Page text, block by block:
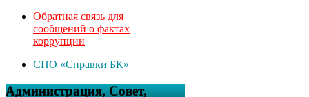
Обратная связь для
сообщений о фактах
коррупции
СПО «Справки БК»
Администрация, Совет,